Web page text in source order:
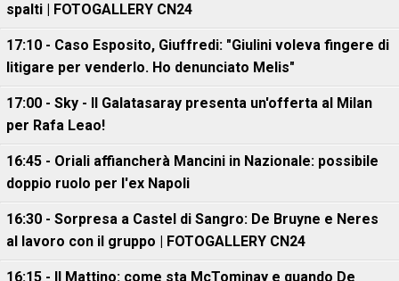
spalti | FOTOGALLERY CN24
17:10 - Caso Esposito, Giuffredi: "Giulini voleva fingere di
litigare per venderlo. Ho denunciato Melis"
17:00 - Sky - Il Galatasaray presenta un'offerta al Milan
per Rafa Leao!
16:45 - Oriali affiancherà Mancini in Nazionale: possibile
doppio ruolo per l'ex Napoli
16:30 - Sorpresa a Castel di Sangro: De Bruyne e Neres
al lavoro con il gruppo | FOTOGALLERY CN24
16:15 - Il Mattino: come sta McTominay e quando De